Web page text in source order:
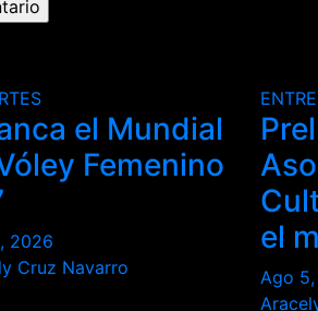
el Mundial
Femenino
2026
Cruz Navarro
el
Ago